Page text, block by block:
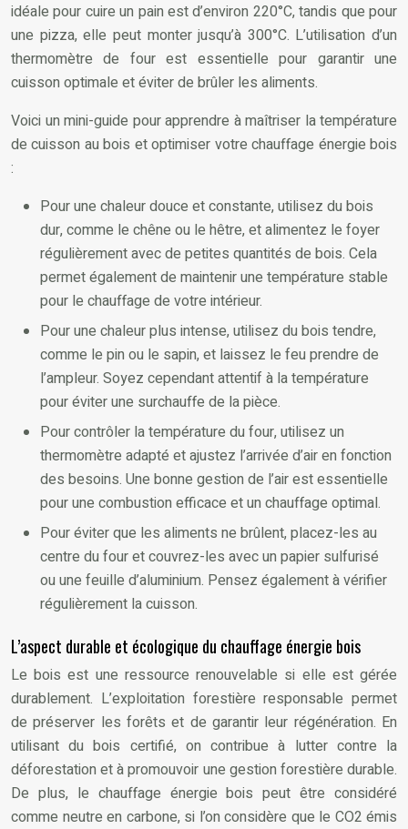
idéale pour cuire un pain est d’environ 220°C, tandis que pour
une pizza, elle peut monter jusqu’à 300°C. L’utilisation d’un
thermomètre de four est essentielle pour garantir une
cuisson optimale et éviter de brûler les aliments.
Voici un mini-guide pour apprendre à maîtriser la température
de cuisson au bois et optimiser votre chauffage énergie bois
:
Pour une chaleur douce et constante, utilisez du bois
dur, comme le chêne ou le hêtre, et alimentez le foyer
régulièrement avec de petites quantités de bois. Cela
permet également de maintenir une température stable
pour le chauffage de votre intérieur.
Pour une chaleur plus intense, utilisez du bois tendre,
comme le pin ou le sapin, et laissez le feu prendre de
l’ampleur. Soyez cependant attentif à la température
pour éviter une surchauffe de la pièce.
Pour contrôler la température du four, utilisez un
thermomètre adapté et ajustez l’arrivée d’air en fonction
des besoins. Une bonne gestion de l’air est essentielle
pour une combustion efficace et un chauffage optimal.
Pour éviter que les aliments ne brûlent, placez-les au
centre du four et couvrez-les avec un papier sulfurisé
ou une feuille d’aluminium. Pensez également à vérifier
régulièrement la cuisson.
L’aspect durable et écologique du chauffage énergie bois
Le bois est une ressource renouvelable si elle est gérée
durablement. L’exploitation forestière responsable permet
de préserver les forêts et de garantir leur régénération. En
utilisant du bois certifié, on contribue à lutter contre la
déforestation et à promouvoir une gestion forestière durable.
De plus, le chauffage énergie bois peut être considéré
comme neutre en carbone, si l’on considère que le CO2 émis